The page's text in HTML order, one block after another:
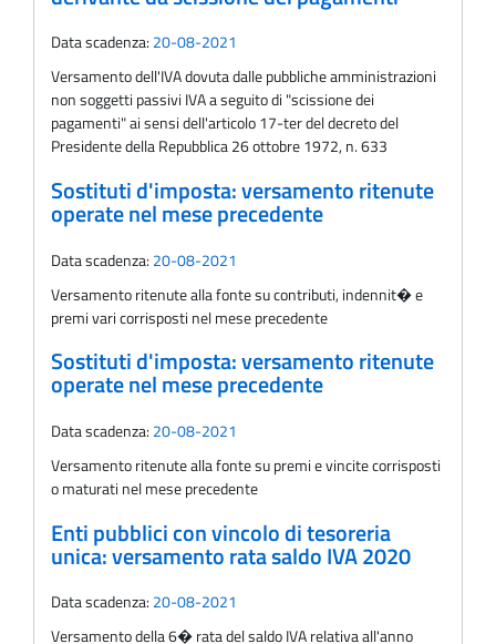
Data scadenza: 20-08-2021
Versamento dell'IVA dovuta dalle pubbliche amministrazioni
non soggetti passivi IVA a seguito di "scissione dei
pagamenti" ai sensi dell'articolo 17-ter del decreto del
Presidente della Repubblica 26 ottobre 1972, n. 633
Sostituti d'imposta: versamento ritenute
operate nel mese precedente
Data scadenza: 20-08-2021
Versamento ritenute alla fonte su contributi, indennit� e
premi vari corrisposti nel mese precedente
Sostituti d'imposta: versamento ritenute
operate nel mese precedente
Data scadenza: 20-08-2021
Versamento ritenute alla fonte su premi e vincite corrisposti
o maturati nel mese precedente
Enti pubblici con vincolo di tesoreria
unica: versamento rata saldo IVA 2020
Data scadenza: 20-08-2021
Versamento della 6� rata del saldo IVA relativa all'anno